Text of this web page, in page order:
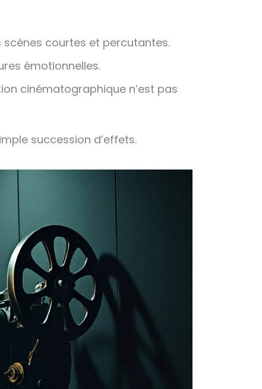
scènes courtes et percutantes.
émotionnelles.
cinématographique n’est pas
succession d’effets.